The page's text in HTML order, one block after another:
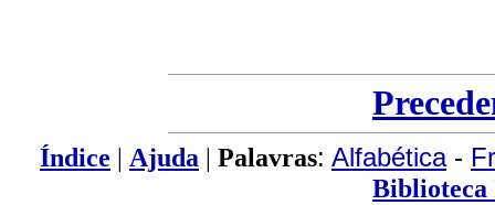
Índice | Ajuda | Palavras: Alfabética-